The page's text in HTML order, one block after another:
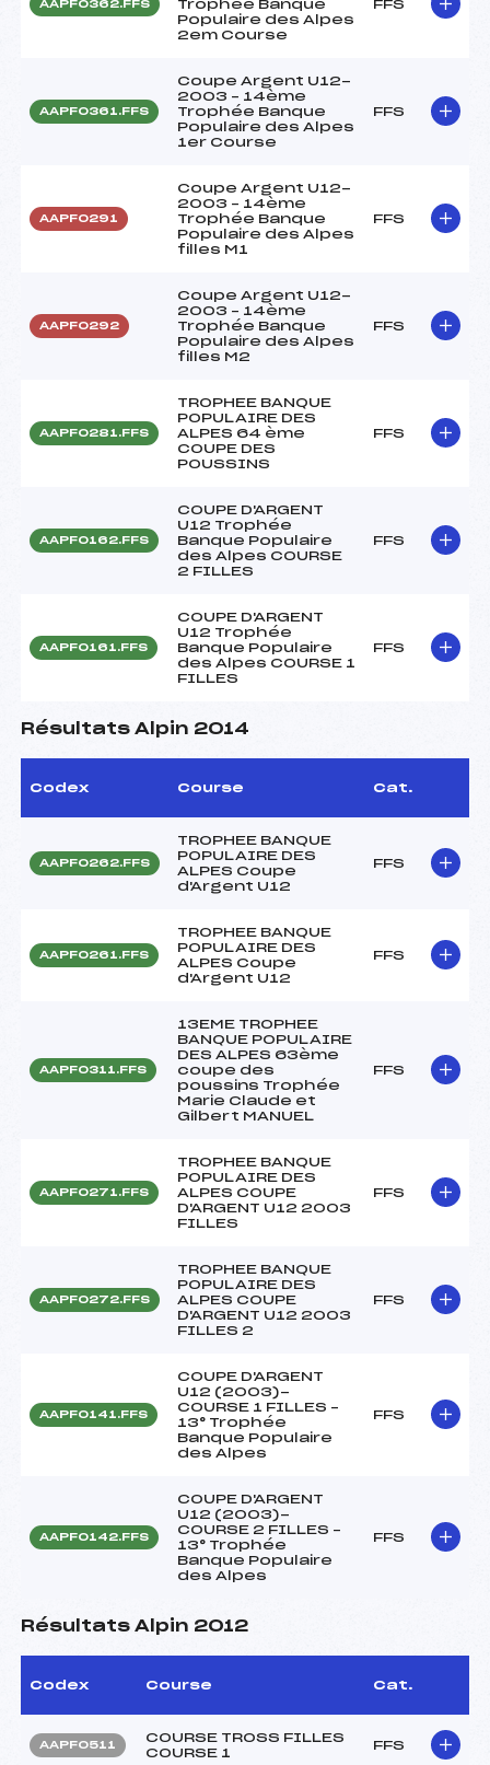
AAPF0362.FFS
Trophée Banque
Populaire des Alpes
2em Course
FFS
AAPF0361.FFS
Coupe Argent U12-
2003 – 14ème
Trophée Banque
Populaire des Alpes
1er Course
FFS
AAPF0291
Coupe Argent U12-
2003 – 14ème
Trophée Banque
Populaire des Alpes
filles M1
FFS
AAPF0292
Coupe Argent U12-
2003 – 14ème
Trophée Banque
Populaire des Alpes
filles M2
FFS
AAPF0281.FFS
TROPHEE BANQUE
POPULAIRE DES
ALPES 64 ème
COUPE DES
POUSSINS
FFS
AAPF0162.FFS
COUPE D'ARGENT
U12 Trophée
Banque Populaire
des Alpes COURSE
2 FILLES
FFS
AAPF0161.FFS
COUPE D'ARGENT
U12 Trophée
Banque Populaire
des Alpes COURSE 1
FILLES
FFS
Résultats Alpin 2014
Codex Course Cat.
AAPF0262.FFS
TROPHEE BANQUE
POPULAIRE DES
ALPES Coupe
d'Argent U12
FFS
AAPF0261.FFS
TROPHEE BANQUE
POPULAIRE DES
ALPES Coupe
d'Argent U12
FFS
AAPF0311.FFS
13EME TROPHEE
BANQUE POPULAIRE
DES ALPES 63ème
coupe des
poussins Trophée
Marie Claude et
Gilbert MANUEL
FFS
AAPF0271.FFS
TROPHEE BANQUE
POPULAIRE DES
ALPES COUPE
D'ARGENT U12 2003
FILLES
FFS
AAPF0272.FFS
TROPHEE BANQUE
POPULAIRE DES
ALPES COUPE
D'ARGENT U12 2003
FILLES 2
FFS
AAPF0141.FFS
COUPE D'ARGENT
U12 (2003)-
COURSE 1 FILLES –
13° Trophée
Banque Populaire
des Alpes
FFS
AAPF0142.FFS
COUPE D'ARGENT
U12 (2003)-
COURSE 2 FILLES –
13° Trophée
Banque Populaire
des Alpes
FFS
Résultats Alpin 2012
Codex Course Cat.
AAPF0511
COURSE TROSS FILLES
COURSE 1
FFS